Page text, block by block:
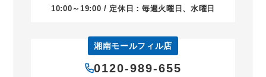
10:00～19:00 / 定休日：毎週火曜日、水曜日
湘南モールフィル店
0120-989-655